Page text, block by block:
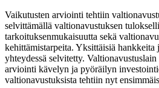
Vaikutusten arviointi tehtiin
selvittämällä valtionavustuksen
tarkoituksenmukaisuutta sekä
kehittämistarpeita. Yksittäisiä hankkeita
yhteydessä selvitetty.
arviointi kävelyn ja pyöräilyn
valtionavustuksista tehtiin nyt